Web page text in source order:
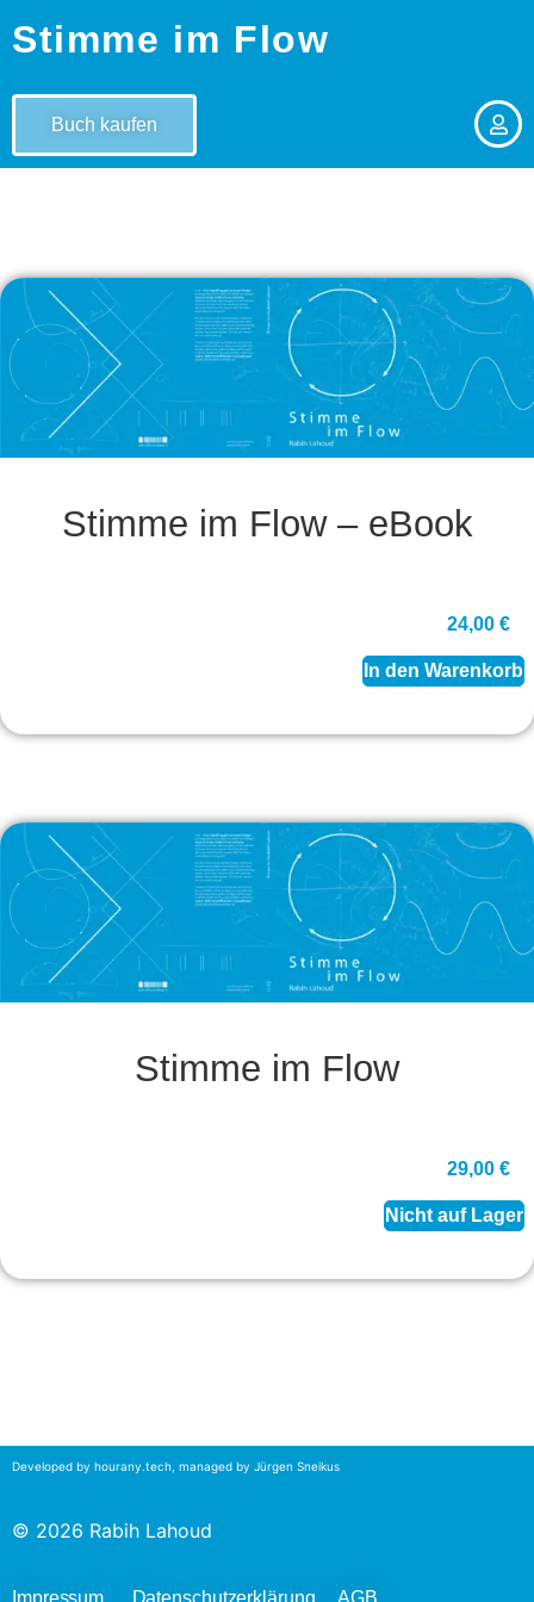
Stimme im Flow
Buch kaufen
Stimme im Flow – eBook
24,00 €
In den Warenkorb
Stimme im Flow
29,00 €
Nicht auf Lager
Developed by hourany.tech , managed by Jürgen Sneikus
© 2026 Rabih Lahoud
Impressum Datenschutzerklärung AGB